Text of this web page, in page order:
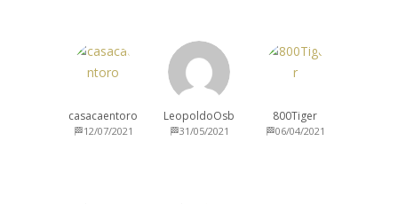
casacaentoro
🏁12/07/2021
LeopoldoOsb
🏁31/05/2021
800Tiger
🏁06/04/2021